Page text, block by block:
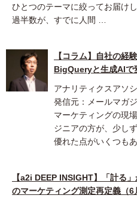
ひとつのテーマに絞ってお届け
過半数が、すでに人間 …
【コラム】自社の経
BigQueryと生成AIで
アナリティクスアソ
発信元：メールマガ
マーケティングの現
ジニアの方が、少し
優れた点がいくつも
【a2i DEEP INSIGHT】「計る
のマーケティング測定再定義（6